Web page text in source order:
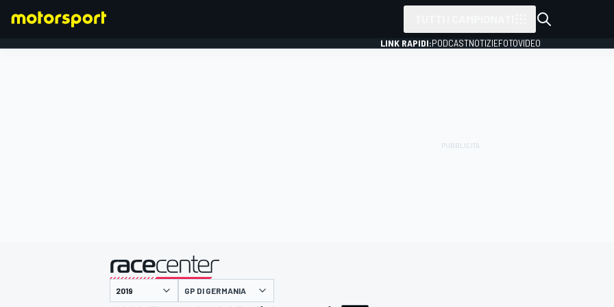
LINK RAPIDI:PODCASTNOTIZIEFOTOVIDEO
presentato da
GP DI GERMANIA